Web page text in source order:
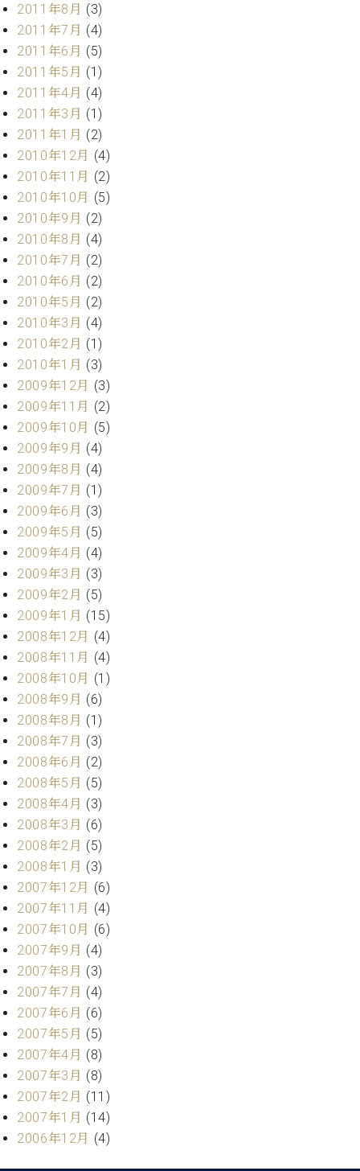
2011年8月 (3)
2011年7月 (4)
2011年6月 (5)
2011年5月 (1)
2011年4月 (4)
2011年3月 (1)
2011年1月 (2)
2010年12月 (4)
2010年11月 (2)
2010年10月 (5)
2010年9月 (2)
2010年8月 (4)
2010年7月 (2)
2010年6月 (2)
2010年5月 (2)
2010年3月 (4)
2010年2月 (1)
2010年1月 (3)
2009年12月 (3)
2009年11月 (2)
2009年10月 (5)
2009年9月 (4)
2009年8月 (4)
2009年7月 (1)
2009年6月 (3)
2009年5月 (5)
2009年4月 (4)
2009年3月 (3)
2009年2月 (5)
2009年1月 (15)
2008年12月 (4)
2008年11月 (4)
2008年10月 (1)
2008年9月 (6)
2008年8月 (1)
2008年7月 (3)
2008年6月 (2)
2008年5月 (5)
2008年4月 (3)
2008年3月 (6)
2008年2月 (5)
2008年1月 (3)
2007年12月 (6)
2007年11月 (4)
2007年10月 (6)
2007年9月 (4)
2007年8月 (3)
2007年7月 (4)
2007年6月 (6)
2007年5月 (5)
2007年4月 (8)
2007年3月 (8)
2007年2月 (11)
2007年1月 (14)
2006年12月 (4)